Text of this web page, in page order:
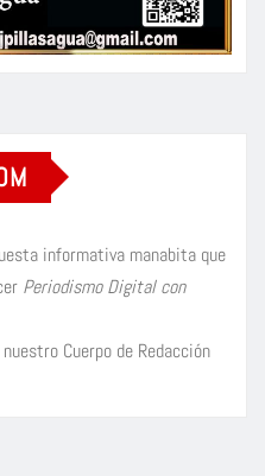
informativa manabita que
Periodismo Digital con
Cuerpo de Redacción